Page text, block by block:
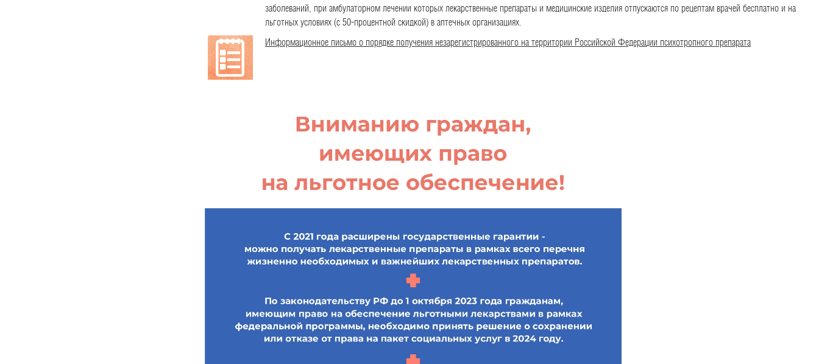
заболеваний, при амбулаторном лечении которых лекарственные препараты и медицинские изделия отпускаются по рецептам врачей бесплатно и на
льготных условиях (с 50-процентной скидкой) в аптечных организациях.
Информационное письмо о порядке получения незарегистрированного на территории Российской Федерации психотропного препарата